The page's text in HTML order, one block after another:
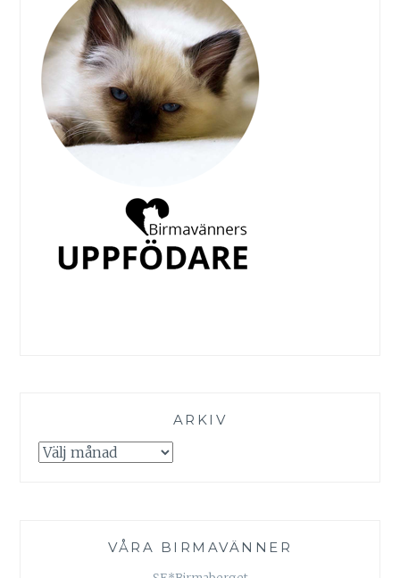
ARKIV
Arkiv
VÅRA BIRMAVÄNNER